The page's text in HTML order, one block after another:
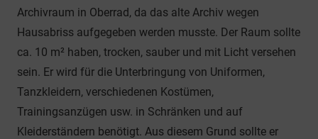
Archivraum in Oberrad, da das alte Archiv wegen
Hausabriss aufgegeben werden musste. Der Raum sollte
ca. 10 m² haben, trocken, sauber und mit Licht versehen
sein. Er wird für die Unterbringung von Uniformen,
Tanzkleidern, verschiedenen Kostümen,
Trainingsanzügen usw. in Schränken und auf
Kleiderständern benötigt. Aus diesem Grund sollte er